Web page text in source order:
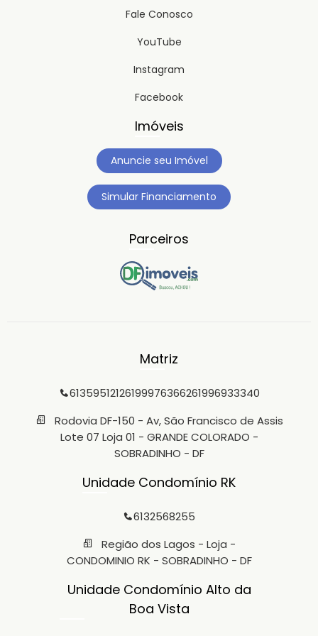
Fale Conosco
YouTube
Instagram
Facebook
Imóveis
Anuncie seu Imóvel
Simular Financiamento
Parceiros
Matriz
61359512126199976366261996933340
Rodovia DF-150 - Av, São Francisco de Assis
Lote 07 Loja 01 - GRANDE COLORADO -
SOBRADINHO - DF
Unidade Condomínio RK
6132568255
Região dos Lagos - Loja -
CONDOMINIO RK - SOBRADINHO - DF
Unidade Condomínio Alto da
Boa Vista